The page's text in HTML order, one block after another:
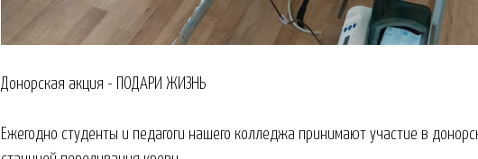
Донорская акция - ПОДАРИ ЖИЗНЬ
Ежегодно студенты и педагоги нашего колледжа принимают участие в